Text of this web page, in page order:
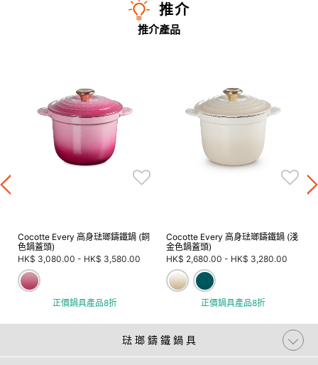
推介
推介產品
Cocotte Every 高身琺瑯鑄鐵鍋 (銅
色鍋蓋頭)
HK$ 3,080.00 - HK$ 3,580.00
正價鍋具產品8折
Cocotte Every 高身琺瑯鑄鐵鍋 (淺
金色鍋蓋頭)
HK$ 2,680.00 - HK$ 3,280.00
正價鍋具產品8折
琺 瑯 鑄 鐵 鍋 具